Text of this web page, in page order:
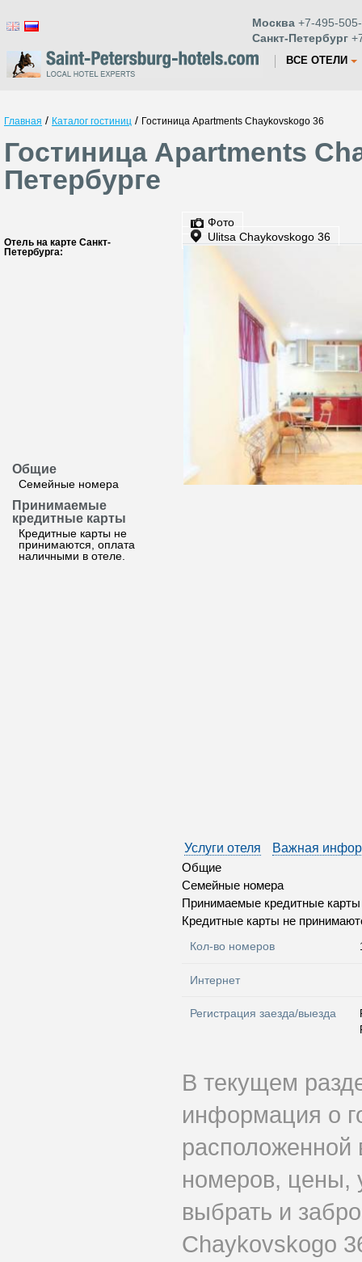
Москва +7-495-
Санкт-Петербург
ВСЕ ОТЕЛИ
Главная / Каталог гостиниц / Гостиница Apartments Chaykovskogo 36
Гостиница Apartments
Петербурге
Отель на карте Санкт-
Петербурга:
Общие
Семейные номера
Принимаемые
кредитные карты
Кредитные карты не
принимаются, оплата
наличными в отеле.
Фото
Ulitsa Chaykovskogo 36
Услуги отеля
Важная
Общие
Семейные номера
Принимаемые кредитные карты
Кредитные карты не
Кол-во номеров
Интернет
Регистрация заезда/выезда
В текущем
информация о
расположенной
номеров, цены,
выбрать и
Chaykovskogo